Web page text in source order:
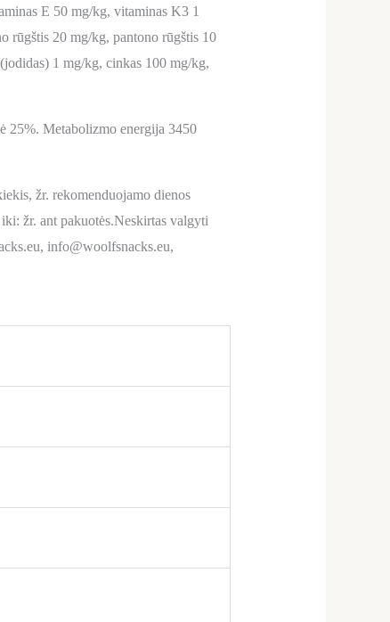
E 50 mg/kg, vitaminas K3 1
rūgštis 20 mg/kg, pantono rūgštis 10
1 mg/kg, cinkas 100 mg/kg,
25%. Metabolizmo energija 3450
žr. rekomenduojamo dienos
žr. ant pakuotės.Neskirtas valgyti
info@woolfsnacks.eu,